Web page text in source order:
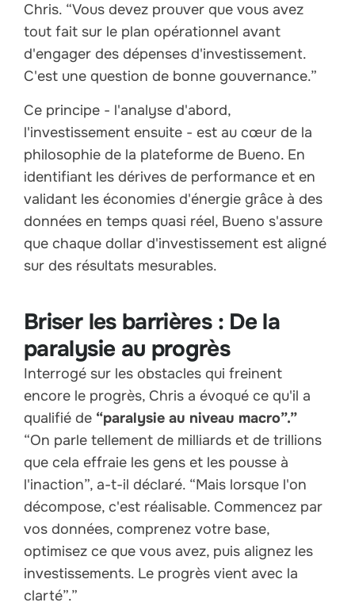
Chris. “Vous devez prouver que vous avez
tout fait sur le plan opérationnel avant
d'engager des dépenses d'investissement.
C'est une question de bonne gouvernance.”
Ce principe - l'analyse d'abord,
l'investissement ensuite - est au cœur de la
philosophie de la plateforme de Bueno. En
identifiant les dérives de performance et en
validant les économies d'énergie grâce à des
données en temps quasi réel, Bueno s'assure
que chaque dollar d'investissement est aligné
sur des résultats mesurables.
Briser les barrières : De la
paralysie au progrès
Interrogé sur les obstacles qui freinent
encore le progrès, Chris a évoqué ce qu'il a
qualifié de “paralysie au niveau macro”.”
“On parle tellement de milliards et de trillions
que cela effraie les gens et les pousse à
l'inaction”, a-t-il déclaré. “Mais lorsque l'on
décompose, c'est réalisable. Commencez par
vos données, comprenez votre base,
optimisez ce que vous avez, puis alignez les
investissements. Le progrès vient avec la
clarté”.”